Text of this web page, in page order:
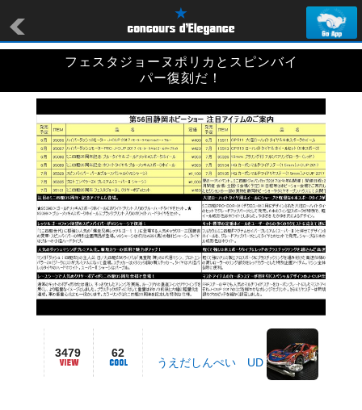
フェスタジョーヌポリカとスピンバイ
パー復刻だ！
3479 62
うえだしんぺい UD